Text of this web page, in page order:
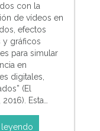
con la
de vídeos en
efectos
y gráficos
para simular
en
digitales,
(El
Esta…
leyendo